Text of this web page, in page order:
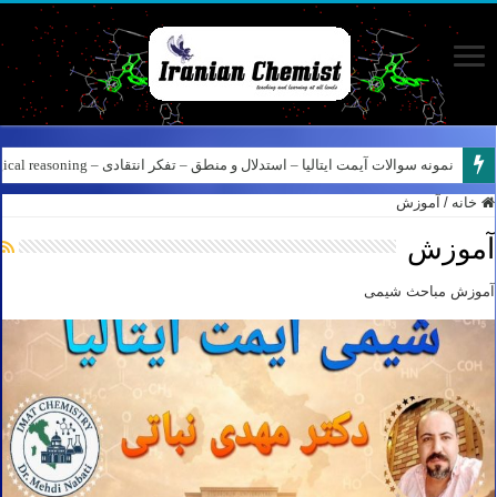
نمونه سوالات آیمت ایتالیا – استدلال و منطق – تفکر انتقادی – Logical reasoning – پارت ۸
کانال آیمت ایتالیا در نرم افزار بله – کانال شیمی آیمت استاد نباتی
خانه / آموزش
آموزش
آموزش مباحث شیمی